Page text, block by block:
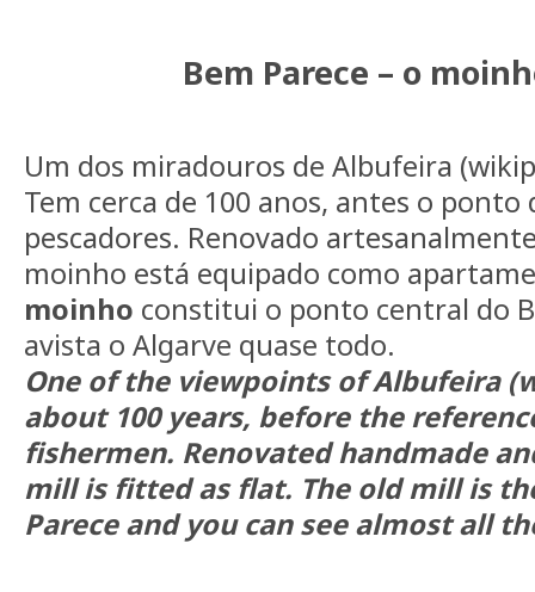
Bem Parece – o
Um dos miradouros de Albufeira
Tem cerca de 100 anos, antes o
pescadores. Renovado
moinho está equipado como
moinho constitui o ponto central do
avista o Algarve quase todo.
One of the viewpoints of Albufeira
about 100 years, before the
fishermen. Renovated handmade
mill is fitted as flat. The old mill is
Parece and you can see almost all